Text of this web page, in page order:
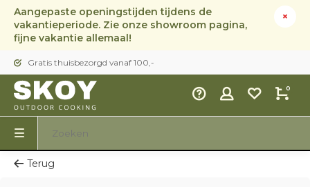
Aangepaste openingstijden tijdens de
vakantieperiode. Zie onze showroom pagina,
fijne vakantie allemaal!
Gratis thuisbezorgd vanaf 100,-
0
Terug